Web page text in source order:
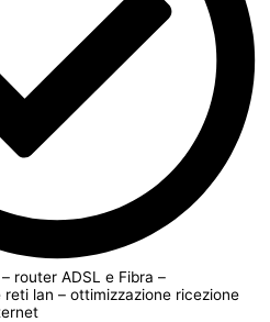
router ADSL e Fibra –
lan – ottimizzazione ricezione